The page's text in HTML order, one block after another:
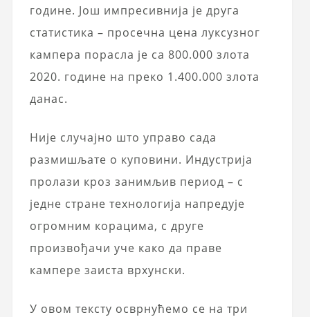
године. Још импресивнија је друга
статистика – просечна цена луксузног
кампера порасла је са 800.000 злота
2020. године на преко 1.400.000 злота
данас.
Није случајно што управо сада
размишљате о куповини. Индустрија
пролази кроз занимљив период – с
једне стране технологија напредује
огромним корацима, с друге
произвођачи уче како да праве
камперe заиста врхунски.
У овом тексту осврнућемо се на три